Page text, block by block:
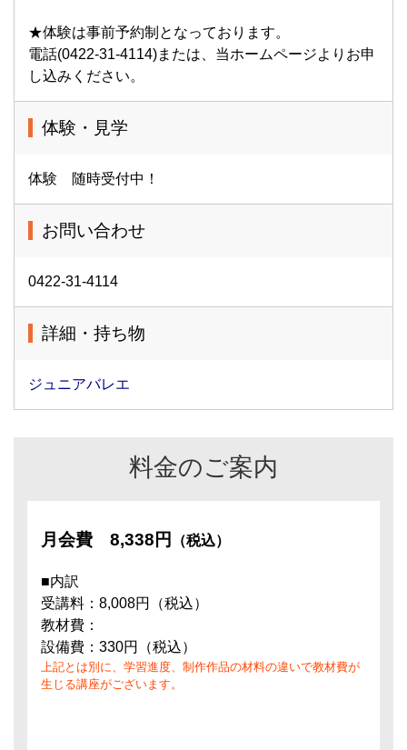
★体験は事前予約制となっております。
電話(0422-31-4114)または、当ホームページよりお申
し込みください。
体験・見学
体験 随時受付中！
お問い合わせ
0422-31-4114
詳細・持ち物
ジュニアバレエ
料金のご案内
月会費 8,338円 （税込）
■内訳
受講料：8,008円（税込）
教材費：
設備費：330円（税込）
上記とは別に、学習進度、制作作品の材料の違いで教材費が
生じる講座がございます。